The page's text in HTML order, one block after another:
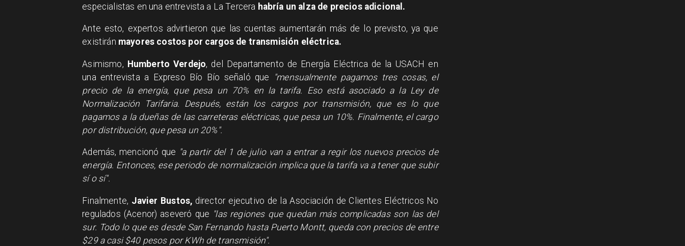
especialistas en una entrevista a La Tercera habría un alza de precios adicional.
Ante esto, expertos advirtieron que las cuentas aumentarán más de lo previsto, ya que
existirán mayores costos por cargos de transmisión eléctrica.
Asimismo, Humberto Verdejo, del Departamento de Energía Eléctrica de la USACH en
una entrevista a Expreso Bío Bío señaló que
"mensualmente pagamos tres cosas, el
precio de la energía, que pesa un 70% en la tarifa. Eso está asociado a la Ley de
Normalización Tarifaria. Después, están los cargos por transmisión, que es lo que
pagamos a la dueñas de las carreteras eléctricas, que pesa un 10%. Finalmente, el cargo
por distribución, que pesa un 20%".
Además, mencionó que "a partir del 1 de julio van a entrar a regir los nuevos precios de
energía. Entonces, ese periodo de normalización implica que la tarifa va a tener que subir
sí o sí".
Finalmente, Javier Bustos, director ejecutivo de la Asociación de Clientes Eléctricos No
regulados (Acenor) aseveró que "las regiones que quedan más complicadas son las del
sur. Todo lo que es desde San Fernando hasta Puerto Montt, queda con precios de entre
$29 a casi $40 pesos por KWh de transmisión".